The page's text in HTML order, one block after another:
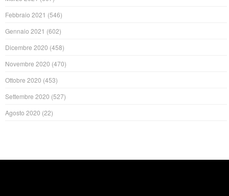
Febbraio 2021 (546)
Gennaio 2021 (602)
Dicembre 2020 (458)
Novembre 2020 (470)
Ottobre 2020 (453)
Settembre 2020 (527)
Agosto 2020 (22)